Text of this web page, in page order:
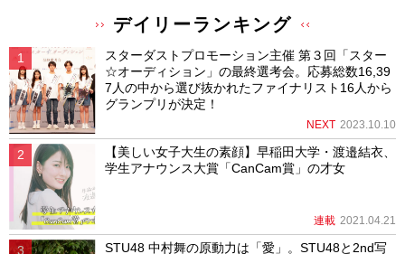
デイリーランキング
スターダストプロモーション主催 第３回「スター
☆オーディション」の最終選考会。応募総数16,39
7人の中から選び抜かれたファイナリスト16人から
グランプリが決定！
NEXT 2023.10.10
【美しい女子大生の素顔】早稲田大学・渡邉結衣、
学生アナウンス大賞「CanCam賞」の才女
連載 2021.04.21
STU48 中村舞の原動力は「愛」。STU48と2nd写